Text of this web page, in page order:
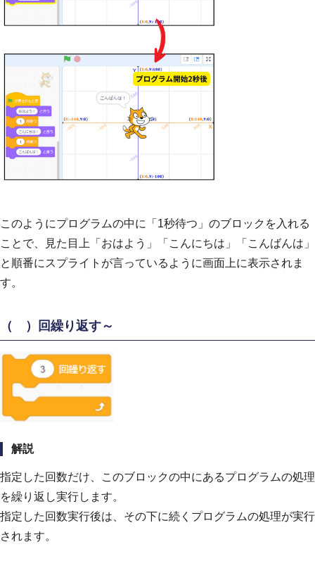
このようにプログラムの中に「1秒待つ」のブロックを入れる
ことで、見た目上「おはよう」「こんにちは」「こんばんは」
と順番にスプライトが言っているように画面上に表示されま
す。
（ ）回繰り返す～
解説
指定した回数だけ、このブロックの中にあるプログラムの処理
を繰り返し実行します。
指定した回数実行後は、その下に続くプログラムの処理が実行
されます。